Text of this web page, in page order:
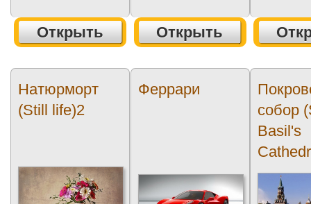
Открыть Открыть
Натюрморт
(Still life)2
Феррари
собор
Basil's